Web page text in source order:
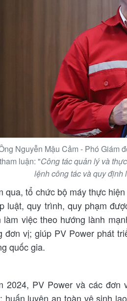
Nguyễn Mậu Cảm - Phó Giám
tham luận: "Công tác quản lý và
lệnh công tác và quy định
qua, tổ chức bộ máy thực
luật, quy trình, quy phạm
làm việc theo hướng lành
đơn vị; giúp PV Power phát
quốc gia.
2024, PV Power và các đơn
huấn luyện an toàn vệ sinh